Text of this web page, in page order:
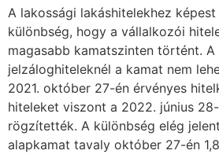
A lakossági lakáshitelekhez
különbség, hogy a vállalkozói
magasabb kamatszinten történt. A
jelzáloghiteleknél a kamat nem
2021. október 27-én érvényes
hiteleket viszont a 2022. június
rögzítették. A különbség elég
alapkamat tavaly október 27-én